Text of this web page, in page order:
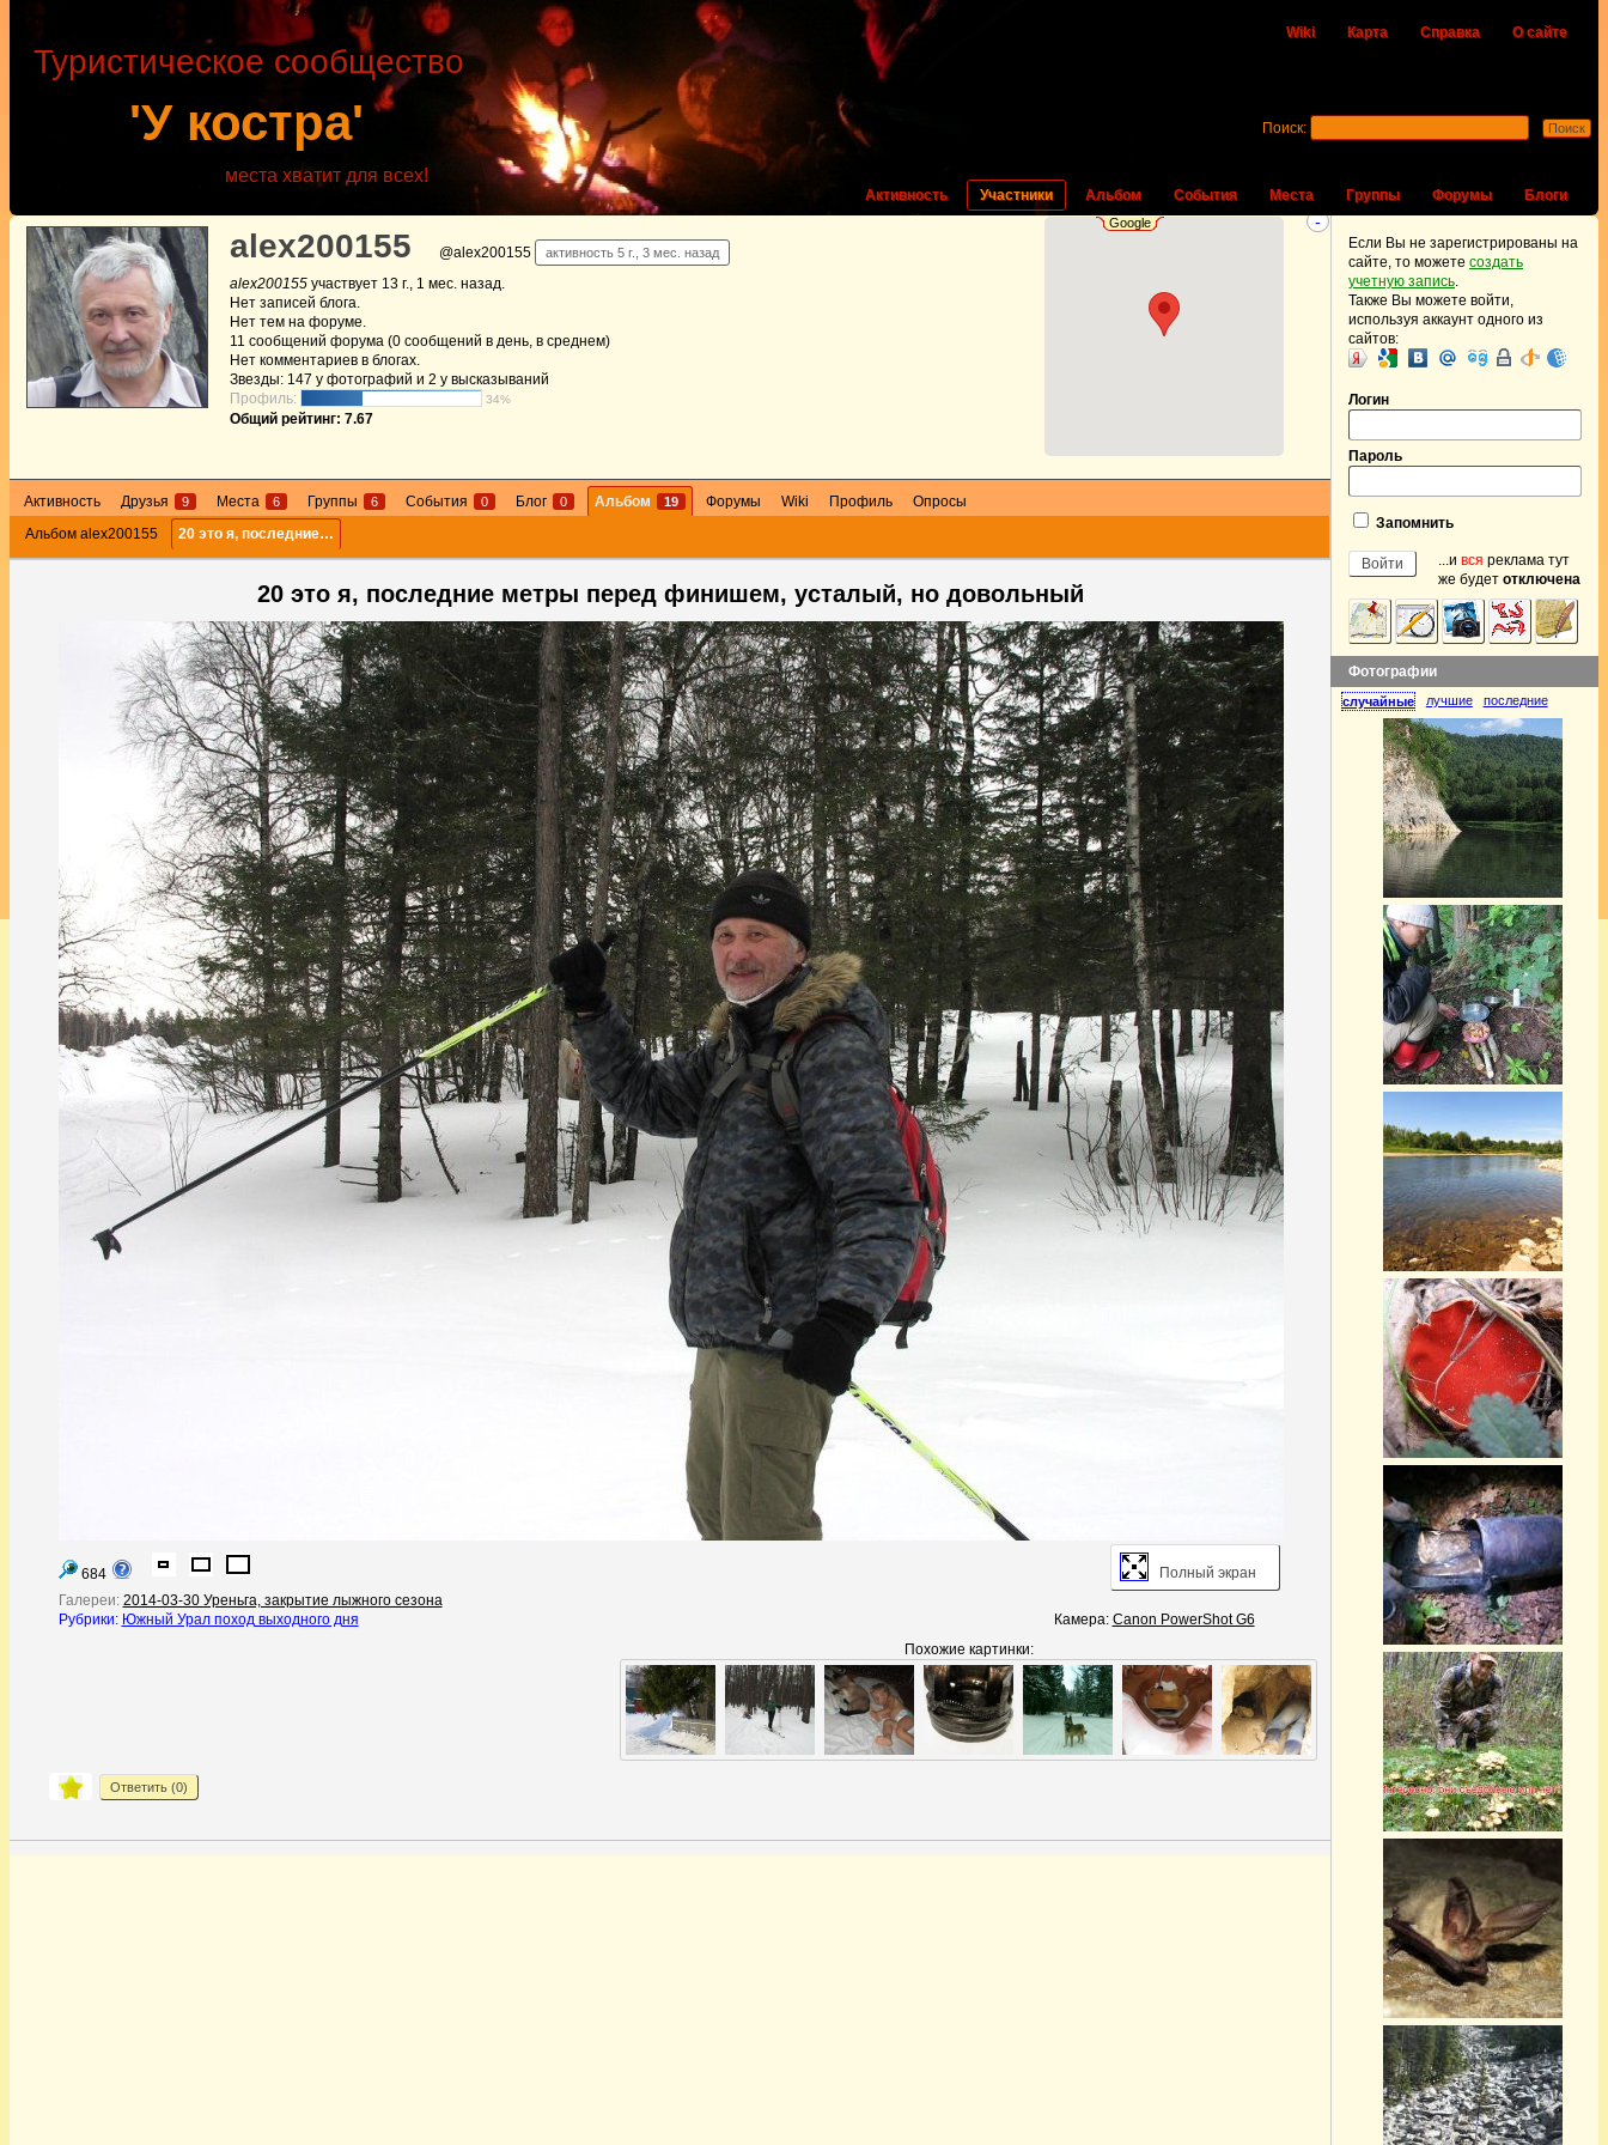
Wiki Карта Справка О сайте
'У костра'
Туристическое сообщество
места хватит для всех!
Активность Участники Альбом События Места Группы Форумы Блоги
Поиск:
-
Google
alex200155 @alex200155 активность 5 г., 3 мес. назад
alex200155 участвует 13 г., 1 мес. назад.
Нет записей блога.
Нет тем на форуме.
11 сообщений форума (0 сообщений в день, в среднем)
Нет комментариев в блогах.
Звезды: 147 у фотографий и 2 у высказываний
Профиль:
34%
Общий рейтинг: 7.67
Активность Друзья 9 Места 6 Группы 6 События 0 Блог 0 Альбом 19 Форумы Wiki Профиль
Опросы
Альбом alex200155
20 это я, последние…
20 это я, последние метры перед финишем, усталый, но довольный
684
Полный экран
Галереи: 2014-03-30 Уреньга, закрытие лыжного сезона
Рубрики: Южный Урал поход выходного дня Камера: Canon PowerShot G6
Похожие картинки:
Ответить (0)
Если Вы не зарегистрированы на
сайте, то можете создать
учетную запись.
Также Вы можете войти,
используя аккаунт одного из
сайтов:
Логин
Пароль
Запомнить
...и вся реклама тут
же будет отключена
Фотографии
случайные лучшие последние